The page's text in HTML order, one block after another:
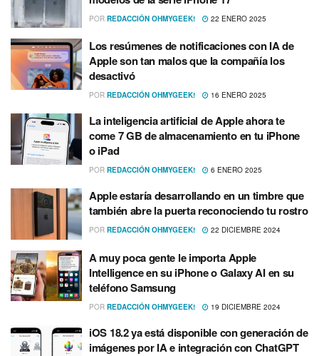
POR REDACCIÓN OHMYGEEK! 22 ENERO 2025
Los resúmenes de notificaciones con IA de
Apple son tan malos que la compañía los
desactivó
POR REDACCIÓN OHMYGEEK! 16 ENERO 2025
La inteligencia artificial de Apple ahora te
come 7 GB de almacenamiento en tu iPhone
o iPad
POR REDACCIÓN OHMYGEEK! 6 ENERO 2025
Apple estaría desarrollando en un timbre que
también abre la puerta reconociendo tu rostro
POR REDACCIÓN OHMYGEEK! 22 DICIEMBRE 2024
A muy poca gente le importa Apple
Intelligence en su iPhone o Galaxy AI en su
teléfono Samsung
POR REDACCIÓN OHMYGEEK! 19 DICIEMBRE 2024
iOS 18.2 ya está disponible con generación de
imágenes por IA e integración con ChatGPT